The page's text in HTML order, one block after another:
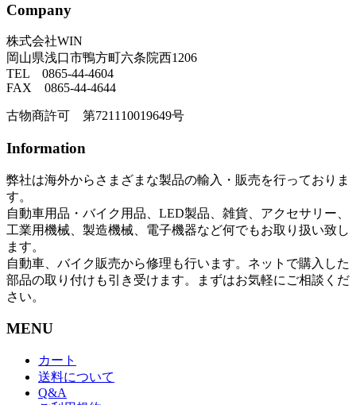
Company
株式会社WIN
岡山県浅口市鴨方町六条院西1206
TEL 0865-44-4604
FAX 0865-44-4644
古物商許可 第721110019649号
Information
弊社は海外からさまざまな製品の輸入・販売を行っておりま
す。
自動車用品・バイク用品、LED製品、雑貨、アクセサリー、
工業用機械、製造機械、電子機器など何でもお取り扱い致し
ます。
自動車、バイク販売から修理も行います。ネットで購入した
部品の取り付けも引き受けます。まずはお気軽にご相談くだ
さい。
MENU
カート
送料について
Q&A